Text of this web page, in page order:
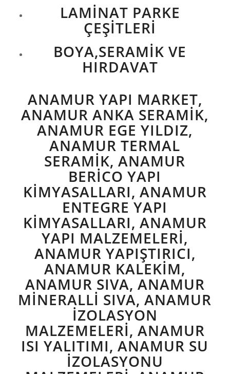
LAMİNAT PARKE
ÇEŞİTLERİ
BOYA,SERAMİK VE
HIRDAVAT
ANAMUR YAPI MARKET,
ANAMUR ANKA SERAMIK,
ANAMUR EGE YILDIZ,
ANAMUR TERMAL
SERAMIK, ANAMUR
BERICO YAPI
KIMYASALLARI, ANAMUR
ENTEGRE YAPI
KIMYASALLARI, ANAMUR
YAPI MALZEMELERI,
ANAMUR YAPIŞTIRICI,
ANAMUR KALEKIM,
ANAMUR SIVA, ANAMUR
MINERALLI SIVA, ANAMUR
IZOLASYON
MALZEMELERI, ANAMUR
ISI YALITIMI, ANAMUR SU
IZOLASYONU